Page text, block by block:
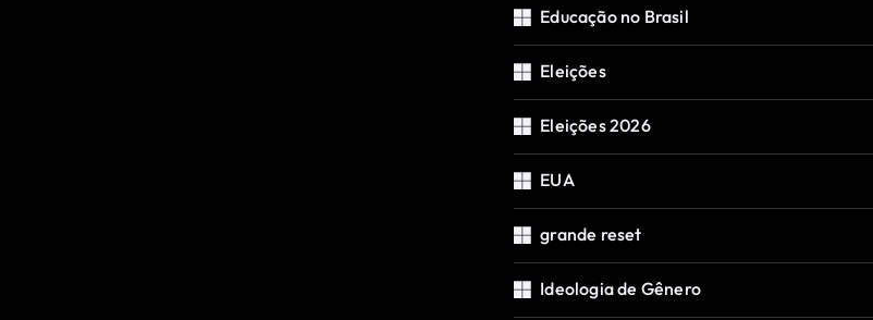
Educação no Brasil
Eleições
Eleições 2026
EUA
grande reset
Ideologia de Gênero